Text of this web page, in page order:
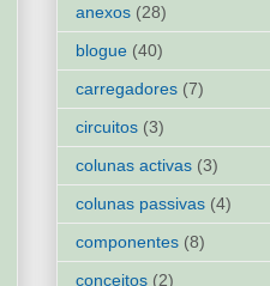
anexos (28)
blogue (40)
carregadores (7)
circuitos (3)
colunas activas (3)
colunas passivas (4)
componentes (8)
conceitos (2)